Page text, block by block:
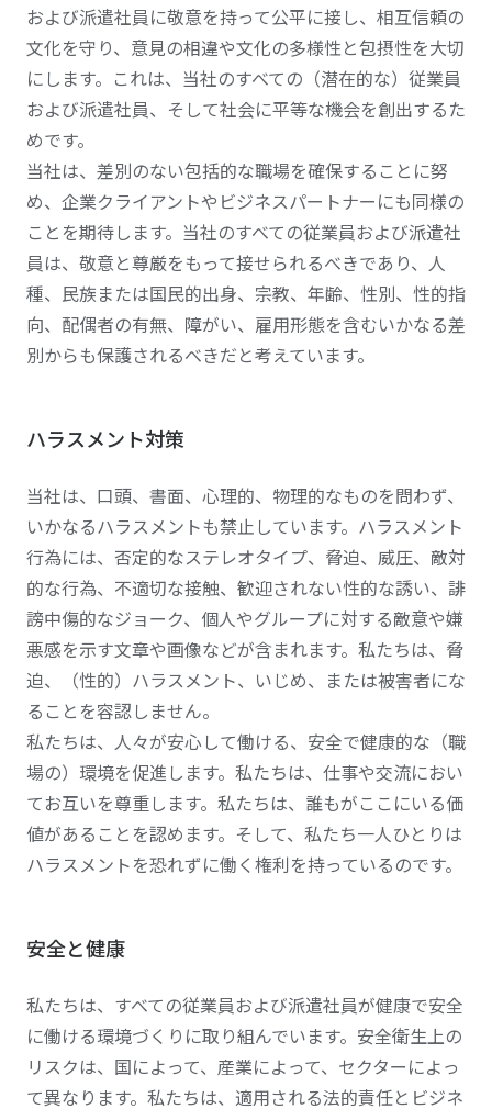
および派遣社員に敬意を持って公平に接し、相互信頼の
文化を守り、意見の相違や文化の多様性と包摂性を大切
にします。これは、当社のすべての（潜在的な）従業員
および派遣社員、そして社会に平等な機会を創出するた
めです。
当社は、差別のない包括的な職場を確保することに努
め、企業クライアントやビジネスパートナーにも同様の
ことを期待します。当社のすべての従業員および派遣社
員は、敬意と尊厳をもって接せられるべきであり、人
種、民族または国民的出身、宗教、年齢、性別、性的指
向、配偶者の有無、障がい、雇用形態を含むいかなる差
別からも保護されるべきだと考えています。
ハラスメント対策
当社は、口頭、書面、心理的、物理的なものを問わず、
いかなるハラスメントも禁止しています。ハラスメント
行為には、否定的なステレオタイプ、脅迫、威圧、敵対
的な行為、不適切な接触、歓迎されない性的な誘い、誹
謗中傷的なジョーク、個人やグループに対する敵意や嫌
悪感を示す文章や画像などが含まれます。私たちは、脅
迫、（性的）ハラスメント、いじめ、または被害者にな
ることを容認しません。
私たちは、人々が安心して働ける、安全で健康的な（職
場の）環境を促進します。私たちは、仕事や交流におい
てお互いを尊重します。私たちは、誰もがここにいる価
値があることを認めます。そして、私たち一人ひとりは
ハラスメントを恐れずに働く権利を持っているのです。
安全と健康
私たちは、すべての従業員および派遣社員が健康で安全
に働ける環境づくりに取り組んでいます。安全衛生上の
リスクは、国によって、産業によって、セクターによっ
て異なります。私たちは、適用される法的責任とビジネ